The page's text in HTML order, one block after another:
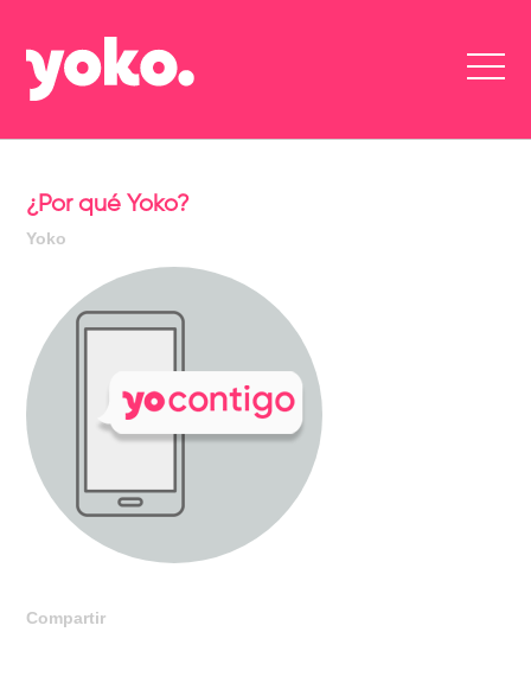
¿Por qué Yoko?
Yoko
Compartir